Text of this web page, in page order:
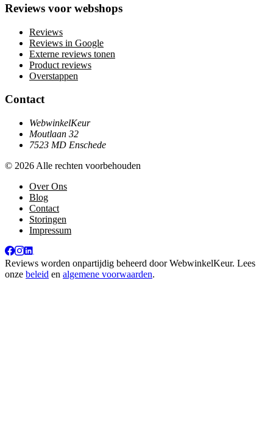
Reviews voor webshops
Reviews
Reviews in Google
Externe reviews tonen
Product reviews
Overstappen
Contact
WebwinkelKeur
Moutlaan 32
7523 MD Enschede
© 2026 Alle rechten voorbehouden
Over Ons
Blog
Contact
Storingen
Impressum
Reviews worden onpartijdig beheerd doorWebwinkelKeur. Lees
onze beleid en algemene voorwaarden.